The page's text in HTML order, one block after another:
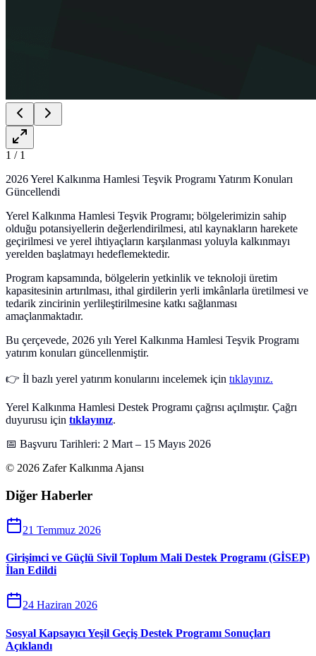
1 / 1
2026 Yerel Kalkınma Hamlesi Teşvik Programı Yatırım Konuları
Güncellendi
Yerel Kalkınma Hamlesi Teşvik Programı; bölgelerimizin sahip
olduğu potansiyellerin değerlendirilmesi, atıl kaynakların harekete
geçirilmesi ve yerel ihtiyaçların karşılanması yoluyla kalkınmayı
yerelden başlatmayı hedeflemektedir.
Program kapsamında, bölgelerin yetkinlik ve teknoloji üretim
kapasitesinin artırılması, ithal girdilerin yerli imkânlarla üretilmesi ve
tedarik zincirinin yerlileştirilmesine katkı sağlanması
amaçlanmaktadır.
Bu çerçevede, 2026 yılı Yerel Kalkınma Hamlesi Teşvik Programı
yatırım konuları güncellenmiştir.
👉 İl bazlı yerel yatırım konularını incelemek için tıklayınız.
Yerel Kalkınma Hamlesi Destek Programı çağrısı açılmıştır. Çağrı
duyurusu için tıklayınız.
📅 Başvuru Tarihleri: 2 Mart – 15 Mayıs 2026
© 2026 Zafer Kalkınma Ajansı
Diğer Haberler
21 Temmuz 2026
Girişimci ve Güçlü Sivil Toplum Mali Destek Programı (GİSEP)
İlan Edildi
24 Haziran 2026
Sosyal Kapsayıcı Yeşil Geçiş Destek Programı Sonuçları
Açıklandı